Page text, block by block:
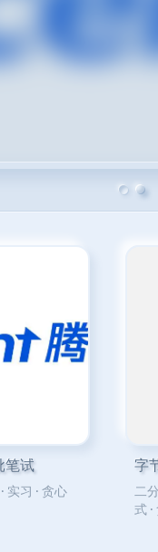
笔试
· 实习 · 贪心
字
二
式 ·